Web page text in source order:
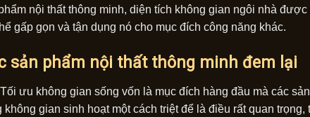
nội thất thông minh, diện tích không gian ngôi nhà
gấp gọn và tận dụng nó cho mục đích công năng khác.
sản phẩm nội thất thông minh đem lại
Tối ưu không gian sống vốn là mục đích hàng đầu mà các
không gian sinh hoạt một cách triệt để là điều rất quan